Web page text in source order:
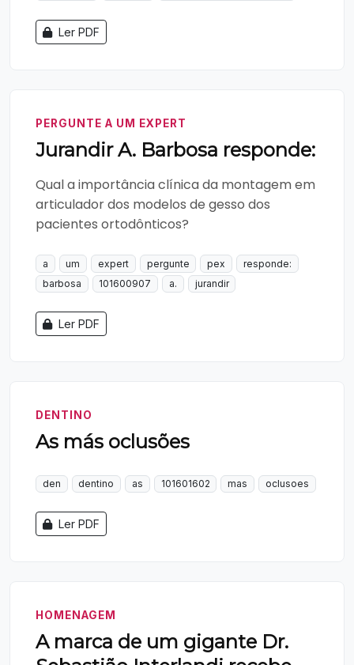
Ler PDF
PERGUNTE A UM EXPERT
Jurandir A. Barbosa responde:
Qual a importância clínica da montagem em
articulador dos modelos de gesso dos
pacientes ortodônticos?
a um expert pergunte pex
responde:
barbosa
101600907 a. jurandir
Ler PDF
DENTINO
As más oclusões
den dentino as 101601602 mas oclusoes
Ler PDF
HOMENAGEM
A marca de um gigante Dr.